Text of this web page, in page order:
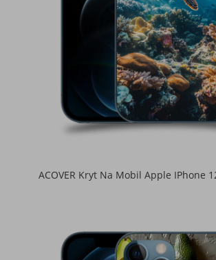
ACOVER Kryt Na Mobil Apple IPhone